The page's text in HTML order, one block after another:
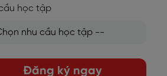
học tập
Đăng ký ngay